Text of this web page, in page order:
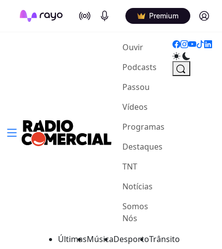
On Air Podcasts Premium Log in
Ouvir(current)
Podcasts
Passou
Vídeos
Programas
Destaques
TNT
Notícias
Somos
Nós
ÚltimasMúsicaDesportoTrânsito